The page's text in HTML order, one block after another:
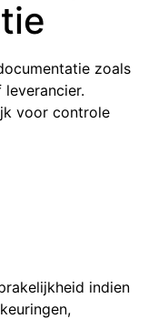
zoals
voor controle
indien